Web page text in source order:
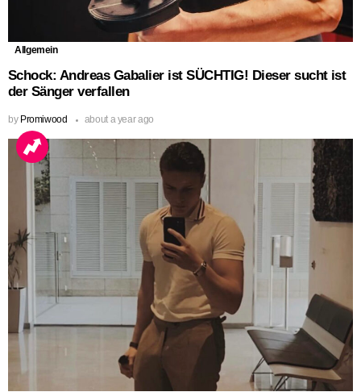
Allgemein
Schock: Andreas Gabalier ist SÜCHTIG! Dieser sucht ist
der Sänger verfallen
by Promiwood about a year ago